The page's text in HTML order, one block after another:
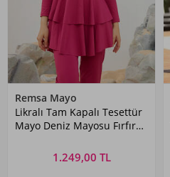
Remsa Mayo
Likralı Tam Kapalı Tesettür
Mayo Deniz Mayosu Fırfır
1.249,00 TL